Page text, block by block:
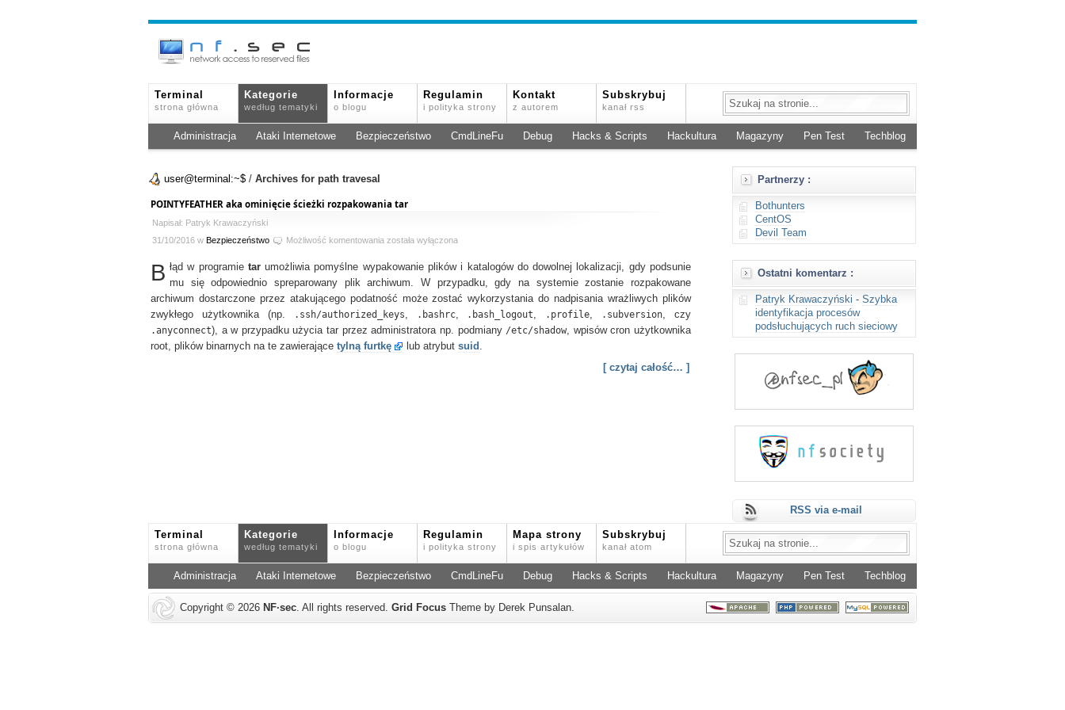
Terminal
strona główna
Kategorie
według tematyki
Informacje
o blogu
Regulamin
i polityka strony
Kontakt
z autorem
Subskrybuj
kanał rss
Administracja Ataki Internetowe Bezpieczeństwo CmdLineFu Debug Hacks & Scripts Hackultura Magazyny Pen Test Techblog
user@terminal:~$ / Archives for path travesal
POINTYFEATHER aka ominięcie ścieżki rozpakowania tar
Napisał: Patryk Krawaczyński
31/10/2016 w Bezpieczeństwo Możliwość komentowania POINTYFEATHER
ominięcie
ścieżki
rozpakowania
została wyłączona
B łąd w programie tarumożliwia pomyślne wypakowanie plików i katalogów do dowolnej lokalizacji, gdy podsunie
mu się odpowiednio spreparowany plik archiwum. W przypadku, gdy na systemie zostanie rozpakowane
archiwum dostarczone przez atakującego podatność może zostać wykorzystania do nadpisania wrażliwych plików
zwykłego użytkownika (np.
.ssh/authorized_keys, .bashrc, .bash_logout, .profile, .subversion, czy
.anyconnect), a w przypadku użycia tar przez administratora np. podmiany /etc/shadow, wpisów cron użytkownika
root, plików binarnych na te zawierające tylną furtkę lub atrybut suid .
[ czytaj całość… ]
Partnerzy :
Bothunters
CentOS
Devil Team
Ostatni komentarz :
Patryk Krawaczyński - Szybka
identyfikacja procesów
podsłuchujących ruch sieciowy
RSS via e-mail
Terminal
strona główna
Kategorie
według tematyki
Informacje
o blogu
Regulamin
i polityka strony
Mapa strony
i spis artykułów
Subskrybuj
kanał atom
Administracja Ataki Internetowe Bezpieczeństwo CmdLineFu Debug Hacks & Scripts Hackultura Magazyny Pen Test Techblog
Copyright © 2026 NF·sec. All rights reserved. Grid Focus Theme by Derek Punsalan.